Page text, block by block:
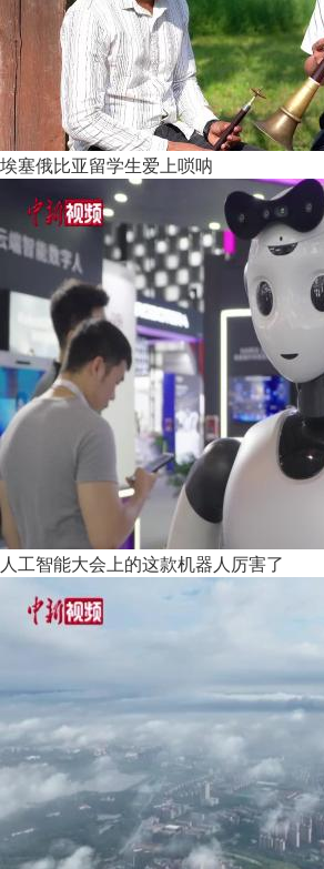
埃塞俄比亚留学生爱上唢呐
人工智能大会上的这款机器人厉害了